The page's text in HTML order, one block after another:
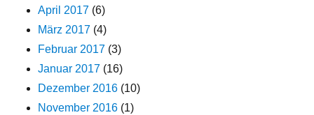
April 2017 (6)
März 2017 (4)
Februar 2017 (3)
Januar 2017 (16)
Dezember 2016 (10)
November 2016 (1)